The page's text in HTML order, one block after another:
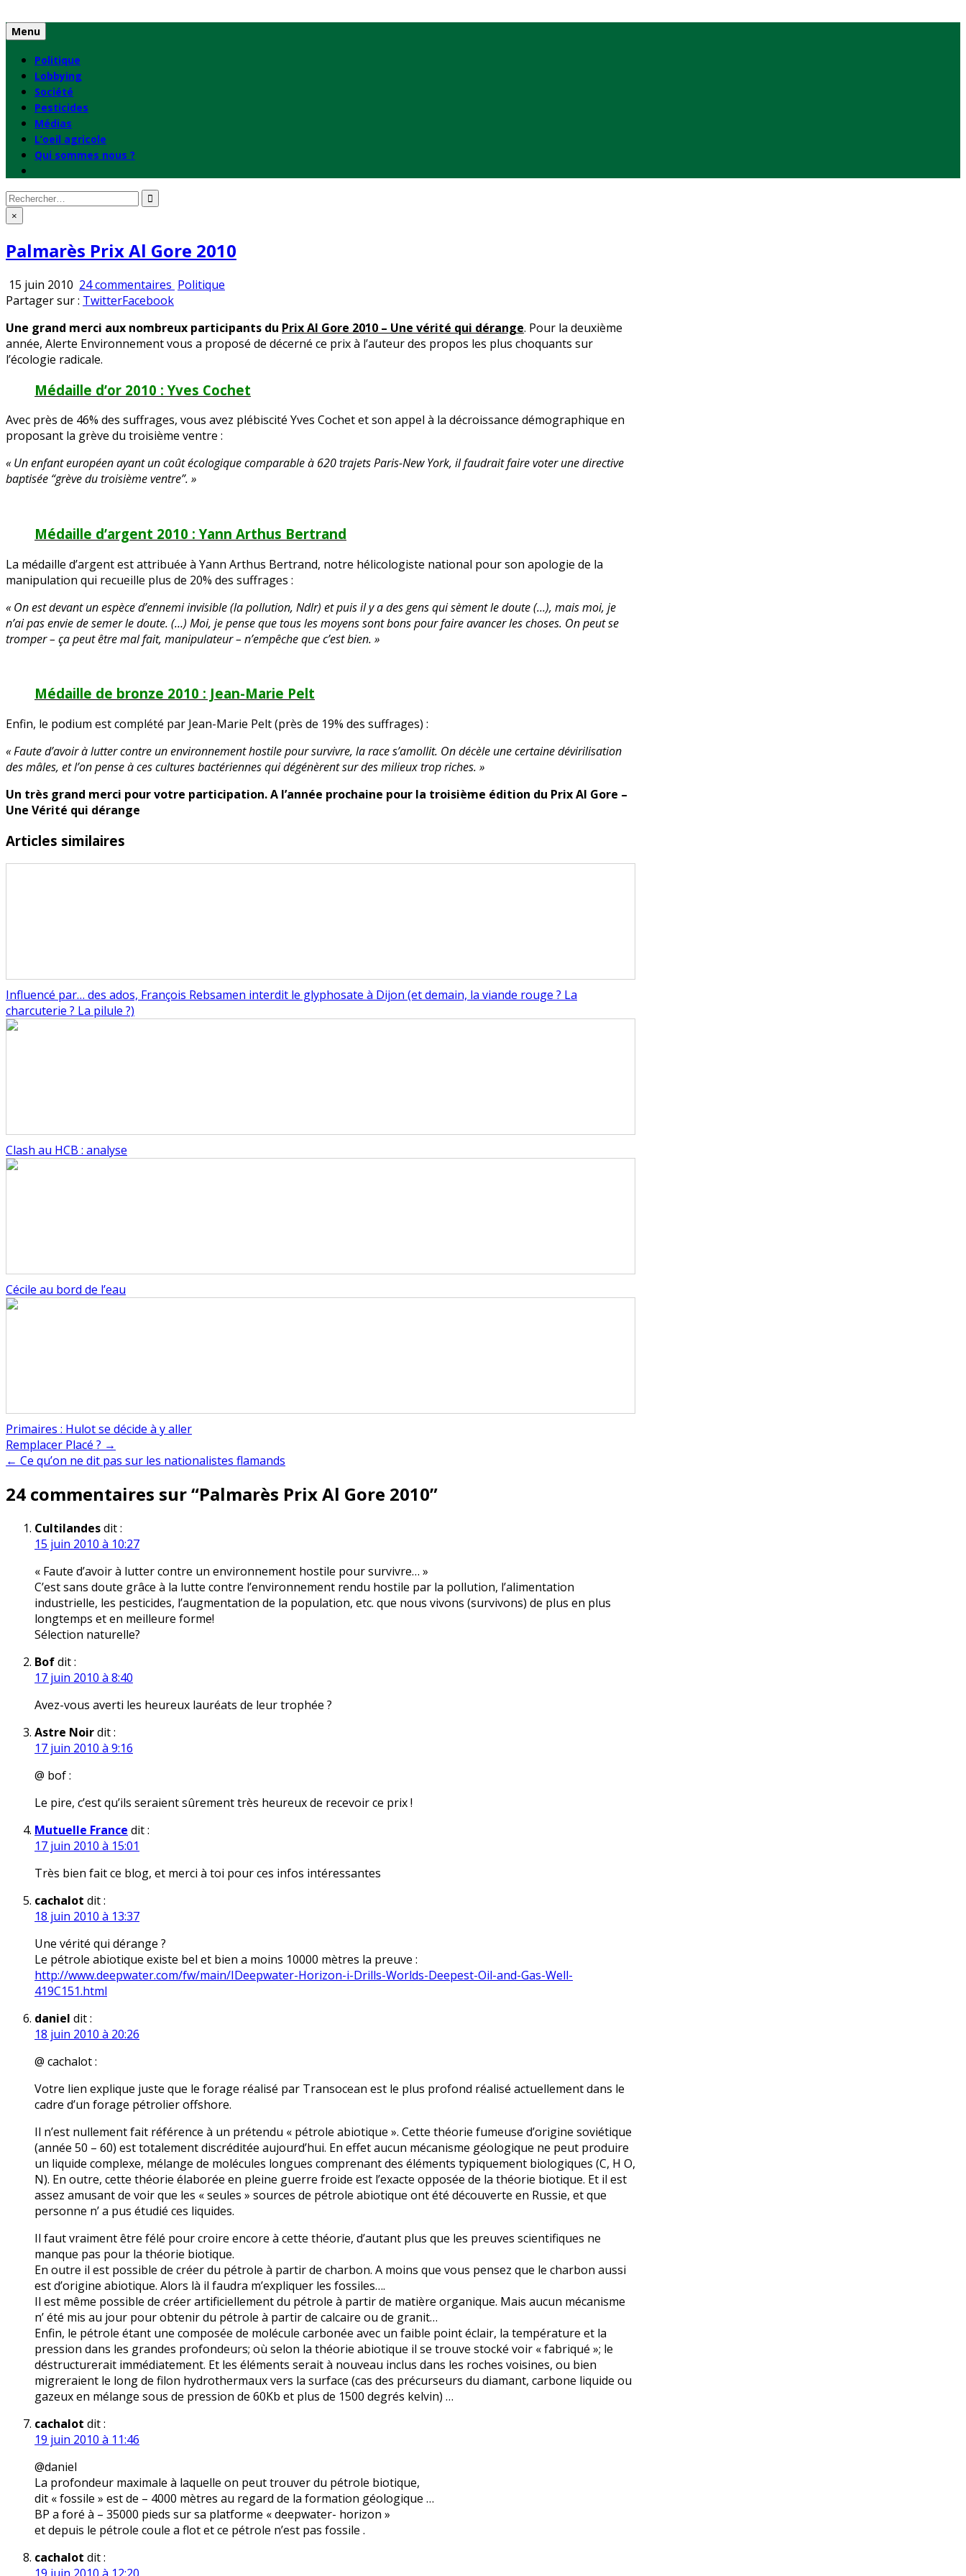
to
content
Menu
Politique
Lobbying
Société
Pesticides
Médias
L’oeil agricole
Qui sommes nous ?
Rechercher
: ×
Palmarès Prix Al Gore 2010
15 juin 2010 24 commentaires sur
Al
Gore
Publié
Politique
Partager sur : TwitterFacebook
Une grand merci aux nombreux participants du Prix Al Gore 2010 – Une vérité qui dérange. Pour la deuxième
année, Alerte Environnement vous a proposé de décerné ce prix à l’auteur des propos les plus choquants sur
l’écologie radicale.
Médaille d’or 2010 : Yves Cochet
Avec près de 46% des suffrages, vous avez plébiscité Yves Cochet et son appel à la décroissance démographique en
proposant la grève du troisième ventre :
« Un enfant européen ayant un coût écologique comparable à 620 trajets Paris-New York, il faudrait faire voter une directive
baptisée “grève du troisième ventre”. »
Médaille d’argent 2010 : Yann Arthus Bertrand
La médaille d’argent est attribuée à Yann Arthus Bertrand, notre hélicologiste national pour son apologie de la
manipulation qui recueille plus de 20% des suffrages :
« On est devant un espèce d’ennemi invisible (la pollution, Ndlr) et puis il y a des gens qui sèment le doute (…), mais moi, je
n’ai pas envie de semer le doute. (…) Moi, je pense que tous les moyens sont bons pour faire avancer les choses. On peut se
tromper – ça peut être mal fait, manipulateur – n’empêche que c’est bien. »
Médaille de bronze 2010 : Jean-Marie Pelt
Enfin, le podium est complété par Jean-Marie Pelt (près de 19% des suffrages) :
« Faute d’avoir à lutter contre un environnement hostile pour survivre, la race s’amollit. On décèle une certaine dévirilisation
des mâles, et l’on pense à ces cultures bactériennes qui dégénèrent sur des milieux trop riches. »
Un très grand merci pour votre participation. A l’année prochaine pour la troisième édition du Prix Al Gore –
Une Vérité qui dérange
Articles similaires
Influencé par… des ados, François Rebsamen interdit le glyphosate à Dijon (et demain, la viande rouge ? La
charcuterie ? La pilule ?)
Clash au HCB : analyse
Cécile au bord de l’eau
Primaires : Hulot se décide à y aller
Navigation
de
l’article
Remplacer Placé ? →
← Ce qu’on ne dit pas sur les nationalistes flamands
24 commentaires sur “Palmarès Prix Al Gore 2010”
Cultilandesdit :
15 juin 2010 à 10:27
« Faute d’avoir à lutter contre un environnement hostile pour survivre… »
C’est sans doute grâce à la lutte contre l’environnement rendu hostile par la pollution, l’alimentation
industrielle, les pesticides, l’augmentation de la population, etc. que nous vivons (survivons) de plus en plus
longtemps et en meilleure forme!
Sélection naturelle?
Bofdit :
17 juin 2010 à 8:40
Avez-vous averti les heureux lauréats de leur trophée ?
Astre Noirdit :
17 juin 2010 à 9:16
@ bof :
Le pire, c’est qu’ils seraient sûrement très heureux de recevoir ce prix !
Mutuelle France dit :
17 juin 2010 à 15:01
Très bien fait ce blog, et merci à toi pour ces infos intéressantes
cachalot dit :
18 juin 2010 à 13:37
Une vérité qui dérange ?
Le pétrole abiotique existe bel et bien a moins 10000 mètres la preuve :
http://www.deepwater.com/fw/main/IDeepwater-Horizon-i-Drills-Worlds-Deepest-Oil-and-Gas-Well-
419C151.html
daniel dit :
18 juin 2010 à 20:26
@ cachalot :
Votre lien explique juste que le forage réalisé par Transocean est le plus profond réalisé actuellement dans le
cadre d’un forage pétrolier offshore.
Il n’est nullement fait référence à un prétendu « pétrole abiotique ». Cette théorie fumeuse d’origine soviétique
(année 50 – 60) est totalement discréditée aujourd’hui. En effet aucun mécanisme géologique ne peut produire
un liquide complexe, mélange de molécules longues comprenant des éléments typiquement biologiques (C, H O,
N). En outre, cette théorie élaborée en pleine guerre froide est l’exacte opposée de la théorie biotique. Et il est
assez amusant de voir que les « seules » sources de pétrole abiotique ont été découverte en Russie, et que
personne n’ a pus étudié ces liquides.
Il faut vraiment être félé pour croire encore à cette théorie, d’autant plus que les preuves scientifiques ne
manque pas pour la théorie biotique.
En outre il est possible de créer du pétrole à partir de charbon. A moins que vous pensez que le charbon aussi
est d’origine abiotique. Alors là il faudra m’expliquer les fossiles….
Il est même possible de créer artificiellement du pétrole à partir de matière organique. Mais aucun mécanisme
n’ été mis au jour pour obtenir du pétrole à partir de calcaire ou de granit…
Enfin, le pétrole étant une composée de molécule carbonée avec un faible point éclair, la température et la
pression dans les grandes profondeurs; où selon la théorie abiotique il se trouve stocké voir « fabriqué »; le
déstructurerait immédiatement. Et les éléments serait à nouveau inclus dans les roches voisines, ou bien
migreraient le long de filon hydrothermaux vers la surface (cas des précurseurs du diamant, carbone liquide ou
gazeux en mélange sous de pression de 60Kb et plus de 1500 degrés kelvin) …
cachalot dit :
19 juin 2010 à 11:46
@daniel
La profondeur maximale à laquelle on peut trouver du pétrole biotique,
dit « fossile » est de – 4000 mètres au regard de la formation géologique …
BP a foré à – 35000 pieds sur sa platforme « deepwater- horizon »
et depuis le pétrole coule a flot et ce pétrole n’est pas fossile .
cachalot dit :